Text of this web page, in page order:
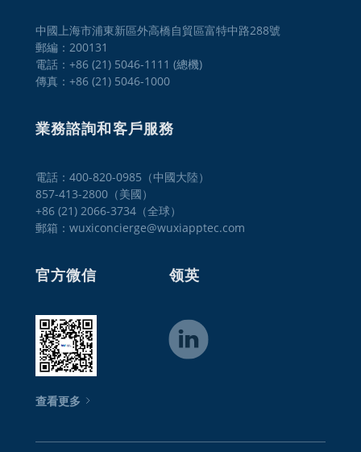
中國上海市浦東新區外高橋自貿區富特中路288號
郵編：200131
電話：+86 (21) 5046-1111 (總機)
傳真：+86 (21) 5046-1000
業務諮詢和客戶服務
電話：400-820-0985（中國大陸）
857-413-2800（美國）
+86 (21) 2066-3734（全球）
郵箱：wuxiconcierge@wuxiapptec.com
官方微信 领英
查看更多